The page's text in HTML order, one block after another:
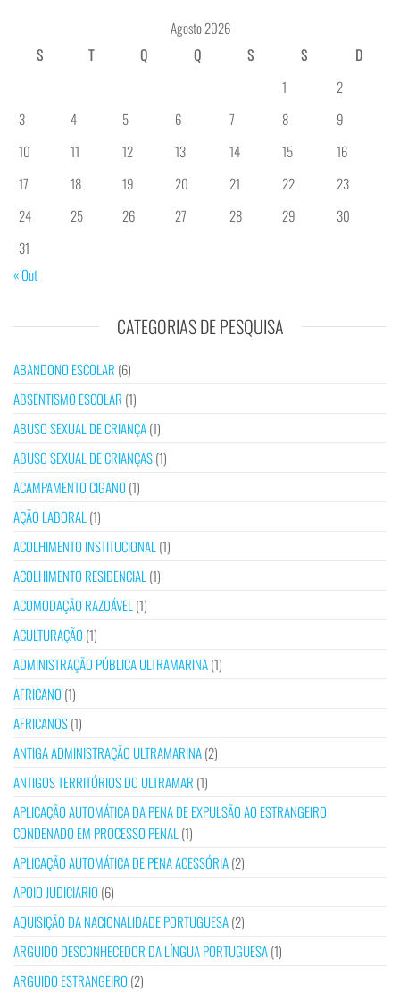
Agosto 2026
S
T Q Q S S
D
1
2
3
4 5 6 7 8
9
10
11 12 13 14 15
16
17
18 19 20 21 22
23
24
25 26 27 28 29
30
31
« Out
CATEGORIAS DE PESQUISA
ABANDONO ESCOLAR (6)
ABSENTISMO ESCOLAR (1)
ABUSO SEXUAL DE CRIANÇA(1)
ABUSO SEXUAL DE CRIANÇAS(1)
ACAMPAMENTO CIGANO (1)
AÇÃO LABORAL (1)
ACOLHIMENTO INSTITUCIONAL (1)
ACOLHIMENTO RESIDENCIAL (1)
ACOMODAÇÃO RAZOÁVEL (1)
ACULTURAÇÃO (1)
ADMINISTRAÇÃO PÚBLICA ULTRAMARINA(1)
AFRICANO (1)
AFRICANOS(1)
ANTIGA ADMINISTRAÇÃO ULTRAMARINA(2)
ANTIGOS TERRITÓRIOS DO ULTRAMAR (1)
APLICAÇÃO AUTOMÁTICA DA PENA DE EXPULSÃO AO ESTRANGEIRO
CONDENADO EM PROCESSO PENAL (1)
APLICAÇÃO AUTOMÁTICA DE PENA ACESSÓRIA(2)
APOIO JUDICIÁRIO (6)
AQUISIÇÃO DA NACIONALIDADE PORTUGUESA(2)
ARGUIDO DESCONHECEDOR DA LÍNGUA PORTUGUESA(1)
ARGUIDO ESTRANGEIRO (2)